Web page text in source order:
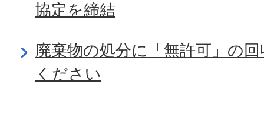
協定を締結
廃棄物の処分に「無許可」の
ください